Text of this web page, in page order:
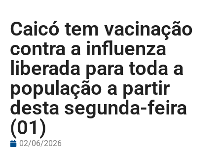
Caicó tem vacinação
contra a influenza
liberada para toda a
população a partir
desta segunda-feira
(01)
02/06/2026